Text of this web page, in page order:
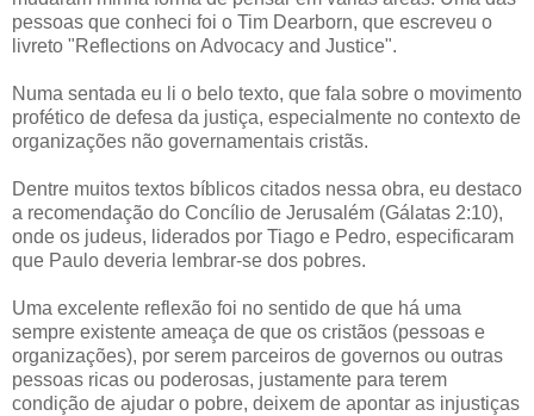
pessoas que conheci foi o Tim Dearborn, que escreveu o
livreto "Reflections on Advocacy and Justice".
Numa sentada eu li o belo texto, que fala sobre o movimento
profético de defesa da justiça, especialmente no contexto de
organizações não governamentais cristãs.
Dentre muitos textos bíblicos citados nessa obra, eu destaco
a recomendação do Concílio de Jerusalém (Gálatas 2:10),
onde os judeus, liderados por Tiago e Pedro, especificaram
que Paulo deveria lembrar-se dos pobres.
Uma excelente reflexão foi no sentido de que há uma
sempre existente ameaça de que os cristãos (pessoas e
organizações), por serem parceiros de governos ou outras
pessoas ricas ou poderosas, justamente para terem
condição de ajudar o pobre, deixem de apontar as injustiças